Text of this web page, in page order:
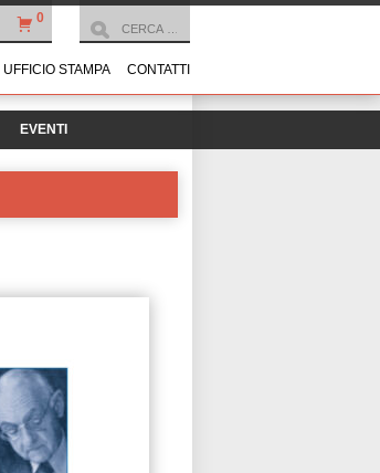
0
UFFICIO STAMPA CONTATTI
EVENTI